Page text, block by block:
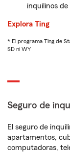
inquilinos de
Explora Ting
* El programa Ting de
SD ni WY
Seguro de
El seguro de
apartamentos,
computadoras,